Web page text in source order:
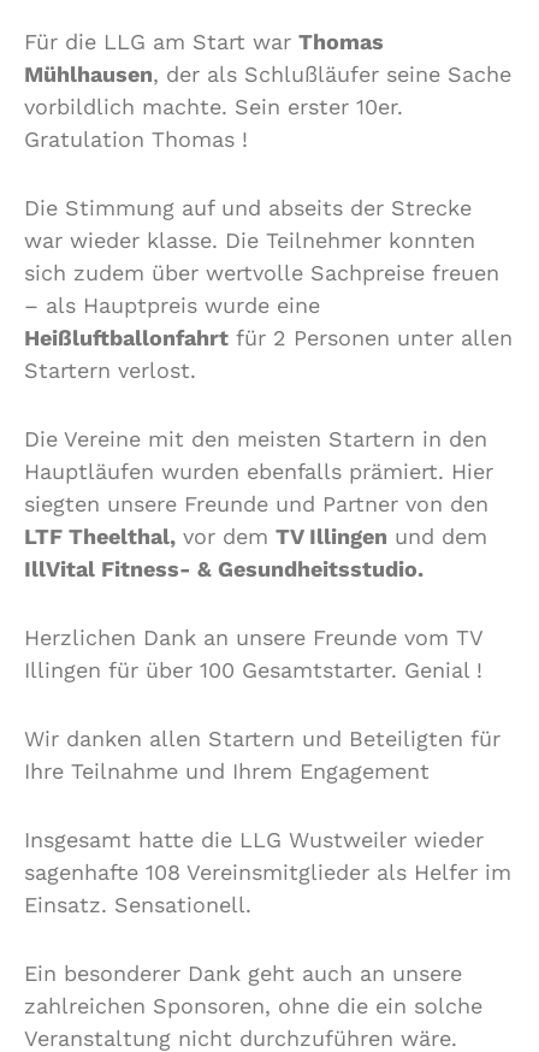
Für die LLG am Start war Thomas
Mühlhausen, der als Schlußläufer seine Sache
vorbildlich machte. Sein erster 10er.
Gratulation Thomas !
Die Stimmung auf und abseits der Strecke
war wieder klasse. Die Teilnehmer konnten
sich zudem über wertvolle Sachpreise freuen
– als Hauptpreis wurde eine
Heißluftballonfahrt für 2 Personen unter allen
Startern verlost.
Die Vereine mit den meisten Startern in den
Hauptläufen wurden ebenfalls prämiert. Hier
siegten unsere Freunde und Partner von den
LTF Theelthal, vor dem TV Illingen und dem
IllVital Fitness- & Gesundheitsstudio.
Herzlichen Dank an unsere Freunde vom TV
Illingen für über 100 Gesamtstarter. Genial !
Wir danken allen Startern und Beteiligten für
Ihre Teilnahme und Ihrem Engagement
Insgesamt hatte die LLG Wustweiler wieder
sagenhafte 108 Vereinsmitglieder als Helfer im
Einsatz. Sensationell.
Ein besonderer Dank geht auch an unsere
zahlreichen Sponsoren, ohne die ein solche
Veranstaltung nicht durchzuführen wäre.